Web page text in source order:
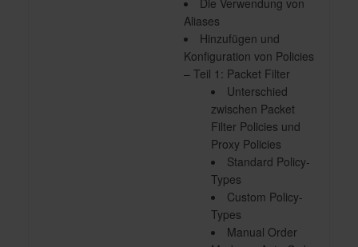
Die Verwendung von
Aliases
Hinzufügen und
Konfiguration von Policies
– Teil 1: Packet Filter
Unterschied
zwischen Packet
Filter Policies und
Proxy Policies
Standard Policy-
Types
Custom Policy-
Types
Manual Order